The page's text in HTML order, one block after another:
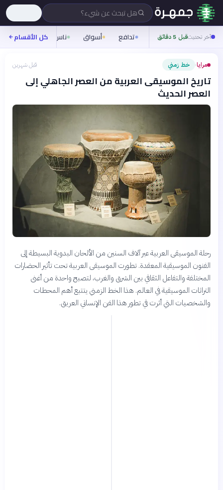
هل تبحث عن شيء؟
آخر تحديثقبل 5 دقائق تدافع أسواق ناس روح
كل الأقسام
مرايا› خط زمني قبل شهرين
تاريخ الموسيقى العربية من العصر الجاهلي إلى
العصر الحديث
رحلة الموسيقى العربية عبر آلاف السنين من الألحان البدوية البسيطة إلى
الفنون الموسيقية المعقدة. تطورت الموسيقى العربية تحت تأثير الحضارات
المختلفة والتفاعل الثقافي بين الشرق والغرب، لتصبح واحدة من أغنى
التراثات الموسيقية في العالم. هذا الخط الزمني يتتبع أهم المحطات
والشخصيات التي أثرت في تطور هذا الفن الإنساني العريق.